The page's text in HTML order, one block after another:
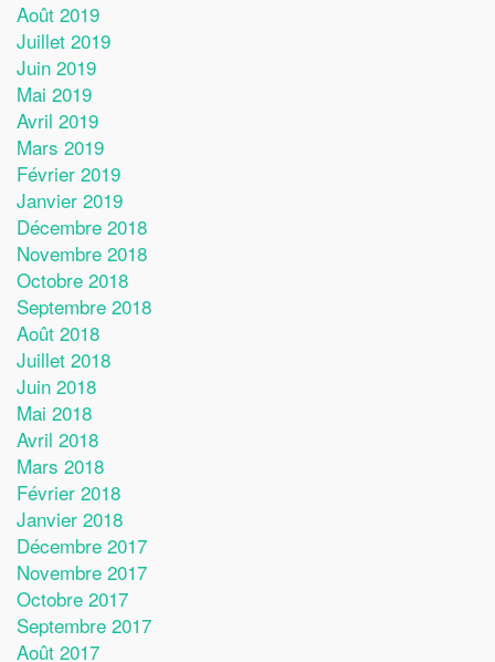
Août 2019
Juillet 2019
Juin 2019
Mai 2019
Avril 2019
Mars 2019
Février 2019
Janvier 2019
Décembre 2018
Novembre 2018
Octobre 2018
Septembre 2018
Août 2018
Juillet 2018
Juin 2018
Mai 2018
Avril 2018
Mars 2018
Février 2018
Janvier 2018
Décembre 2017
Novembre 2017
Octobre 2017
Septembre 2017
Août 2017